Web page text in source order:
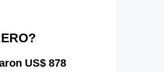
US$ 878